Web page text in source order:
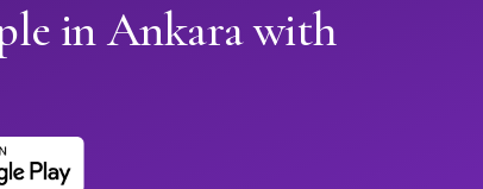
in Ankara with